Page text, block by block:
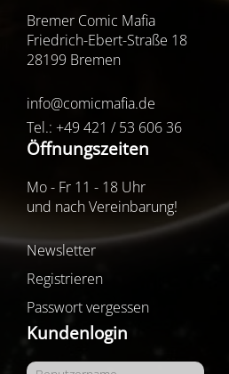
Bremer Comic Mafia
Friedrich-Ebert-Straße 18
28199 Bremen
info@comicmafia.de
Tel.: +49 421 / 53 606 36
Öffnungszeiten
Mo - Fr 11 - 18 Uhr
und nach Vereinbarung!
Newsletter
Registrieren
Passwort vergessen
Kundenlogin